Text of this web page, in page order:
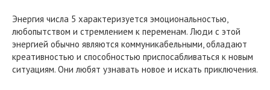
Энергия числа 5 характеризуется эмоциональностью,
любопытством и стремлением к переменам. Люди с этой
энергией обычно являются коммуникабельными, обладают
креативностью и способностью приспосабливаться к новым
ситуациям. Они любят узнавать новое и искать приключения.